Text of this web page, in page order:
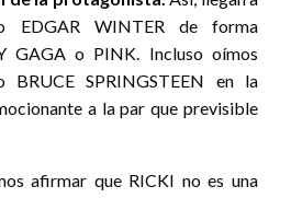
EDGAR WINTER de forma
GAGA o PINK. Incluso oímos
BRUCE SPRINGSTEEN en la
a la par que previsible
afirmar que RICKI no es una